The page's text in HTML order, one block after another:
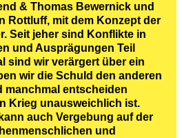
& Thomas Bewernick und
Rottluff, mit dem Konzept der
Seit jeher sind Konflikte in
und Ausprägungen Teil
sind wir verärgert über ein
wir die Schuld den anderen
manchmal entscheiden
Krieg unausweichlich ist.
auch Vergebung auf der
und